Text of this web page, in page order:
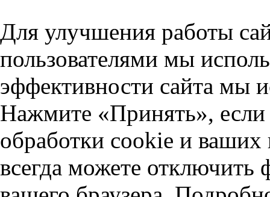
Для улучшения работы
пользователями мы
эффективности сайта мы
Нажмите «Принять», если
обработки cookie и
всегда можете отключить